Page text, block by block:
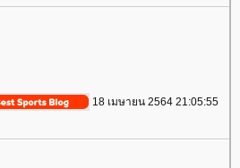
18 เมษายน 2564 21:05:55